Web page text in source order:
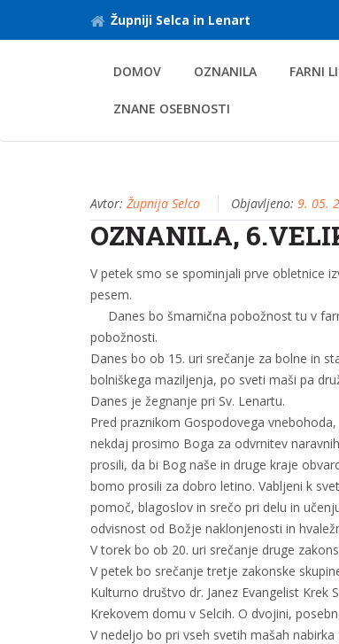
Župniji Selca in Lenart
DOMOV OZNANILA FARNI
ZNANE OSEBNOSTI
Avtor: Župnija Selca Objavljeno: 9. 05.
OZNANILA,
V petek smo se spominjali prve obletnice
pesem.
Danes bo šmarnična pobožnost tu v
pobožnosti.
Danes bo ob 15. uri srečanje za bolne in
bolniškega maziljenja, po sveti maši pa
Danes je žegnanje pri Sv. Lenartu.
Pred praznikom Gospodovega
nekdaj prosimo Boga za odvrnitev
prosili, da bi Bog naše in druge kraje
bomo prosili za dobro letino. Vabljeni k
pomoč, blagoslov in srečo pri delu in
odvisnost od Božje naklonjenosti in
V torek bo ob 20. uri srečanje druge
V petek bo srečanje tretje zakonske
Kulturno društvo dr. Janez Evangelist
Krekovem domu v Selcih. O dvojini,
V nedeljo bo pri vseh svetih mašah